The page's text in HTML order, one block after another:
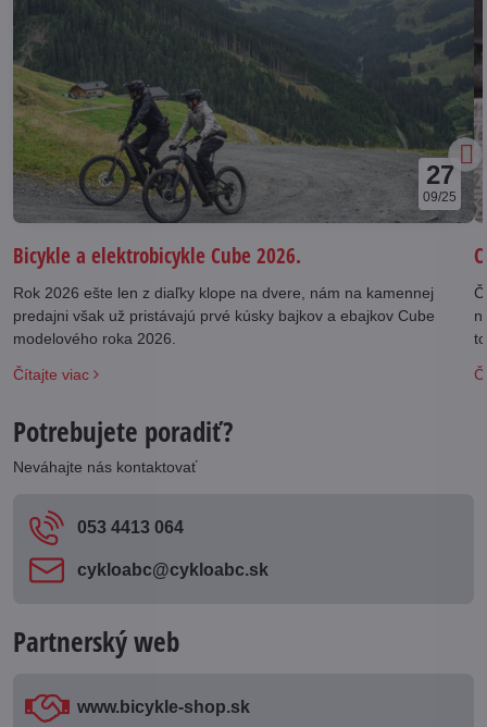
27
09/25
Bicykle a elektrobicykle Cube 2026.
Rok 2026 ešte len z diaľky klope na dvere, nám na kamennej
predajni však už pristávajú prvé kúsky bajkov a ebajkov Cube
modelového roka 2026.
Čítajte viac
Potrebujete poradiť?
Neváhajte nás kontaktovať
053 4413 064
cykloabc​@cykloabc​.sk
Partnerský web
www​.bicykle-shop​.sk